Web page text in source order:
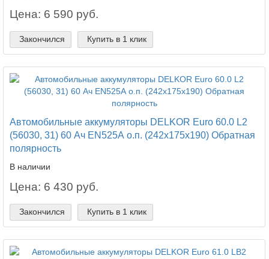
Цена: 6 590 руб.
Закончился Купить в 1 клик
Автомобильные аккумуляторы DELKOR Euro 60.0 L2
(56030, 31) 60 Ач EN525А о.п. (242х175х190) Обратная
полярность
В наличии
Цена: 6 430 руб.
Закончился Купить в 1 клик